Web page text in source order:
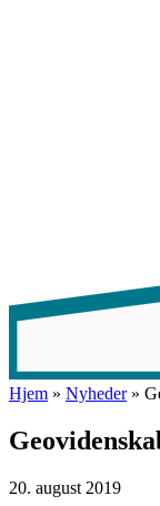
Hjem » Nyheder»
20. august 2019